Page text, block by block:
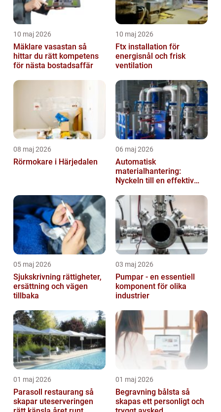
10 maj 2026
Mäklare vasastan så
hittar du rätt kompetens
för nästa bostadsaffär
10 maj 2026
Ftx installation för
energisnål och frisk
ventilation
08 maj 2026
Rörmokare i Härjedalen
06 maj 2026
Automatisk
materialhantering:
Nyckeln till en effektiv
05 maj 2026
Sjukskrivning rättigheter,
ersättning och vägen
tillbaka
03 maj 2026
Pumpar - en essentiell
komponent för olika
industrier
01 maj 2026
Parasoll restaurang så
skapar uteserveringen
01 maj 2026
Begravning bålsta så
skapas ett personligt och